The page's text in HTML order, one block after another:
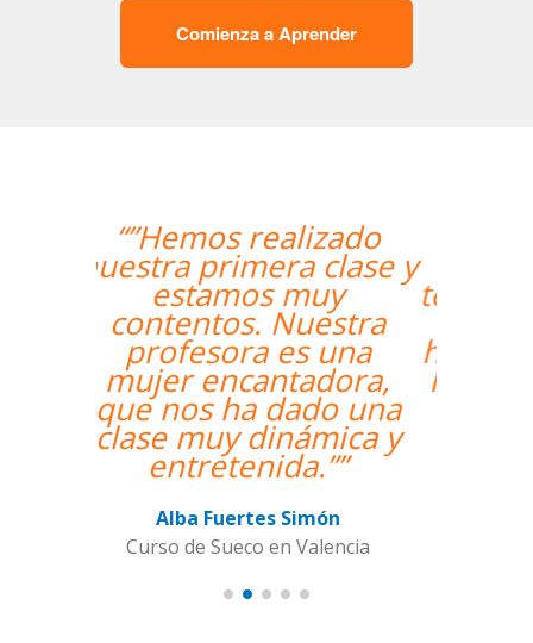
Comienza a Aprender
“”The course is going
well and Eugenia, my
teacher, is fantastic. My
communication skills
have improved greatly.
I'm really enjoying the
lessons!””
Miguel Eufrasio
Groupe GM